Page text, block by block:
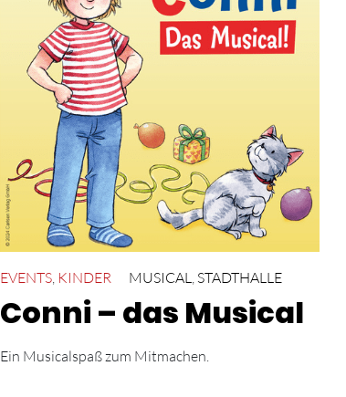
EVENTS, KINDER MUSICAL,STADTHALLE
Conni – das Musical
Ein Musicalspaß zum Mitmachen.